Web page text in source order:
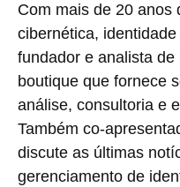
Com mais de 20 anos
cibernética,
fundador e analista
boutique que fornece
análise, consultoria e
Também co-
discute as últimas
gerenciamento de